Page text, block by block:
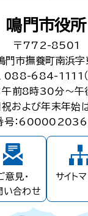
鳴門市役所
〒772-8501
門市撫養町南浜
088-684-1111（
午前8時30分～
および年末年始
号：
意見・
い合わせ
サイト